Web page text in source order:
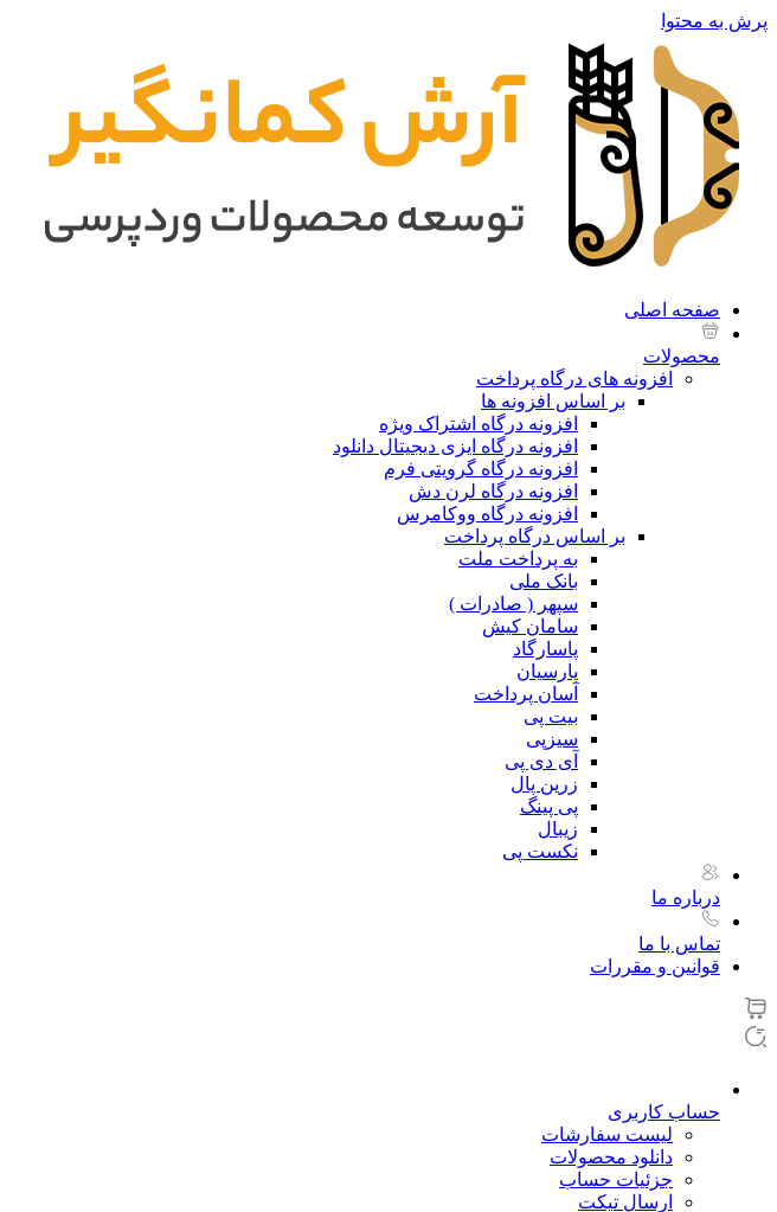
پرش به محتوا
صفحه اصلی
محصولات
افزونه های درگاه پرداخت
بر اساس افزونه ها
افزونه درگاه اشتراک ویژه
افزونه درگاه ایزی دیجیتال دانلود
افزونه درگاه گرویتی فرم
افزونه درگاه لرن دش
افزونه درگاه ووکامرس
بر اساس درگاه پرداخت
به پرداخت ملت
بانک ملی
سپهر ( صادرات )
سامان کیش
پاسارگاد
پارسیان
آسان پرداخت
بیت پی
سیزپی
آی دی پی
زرین پال
پی پینگ
زیبال
نکست پی
درباره ما
تماس با ما
قوانین و مقررات
حساب کاربری
لیست سفارشات
دانلود محصولات
جزئیات حساب
ارسال تیکت